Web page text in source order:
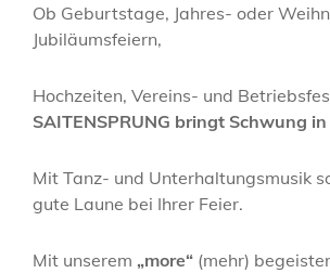
Ob Geburtstage, Jahres- oder
Jubiläumsfeiern,
Hochzeiten, Vereins- und
SAITENSPRUNG bringt Schwung
Mit Tanz- und Unterhaltungsmusik
gute Laune bei Ihrer Feier.
Mit unserem „more“ (mehr)